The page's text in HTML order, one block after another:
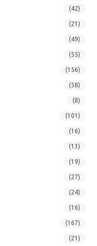
(42)
(21)
(49)
(55)
(156)
(58)
(8)
(101)
(16)
(13)
(19)
(27)
(24)
(16)
(167)
(21)